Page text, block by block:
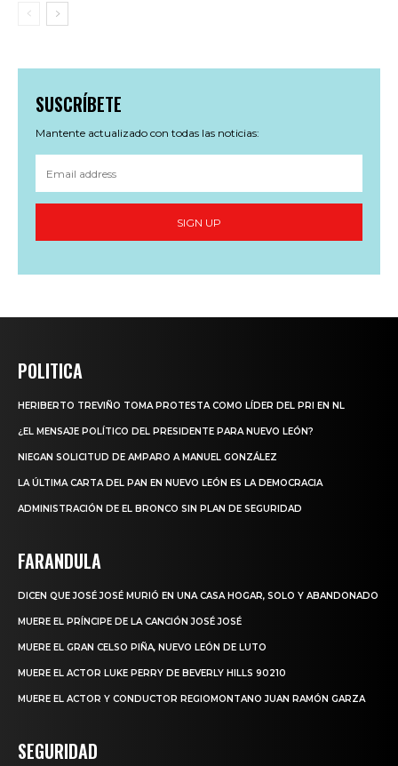
SUSCRÍBETE
Mantente actualizado con todas las noticias:
SIGN UP
POLITICA
HERIBERTO TREVIÑO TOMA PROTESTA COMO LÍDER DEL PRI EN NL
¿EL MENSAJE POLÍTICO DEL PRESIDENTE PARA NUEVO LEÓN?
NIEGAN SOLICITUD DE AMPARO A MANUEL GONZÁLEZ
LA ÚLTIMA CARTA DEL PAN EN NUEVO LEÓN ES LA DEMOCRACIA
ADMINISTRACIÓN DE EL BRONCO SIN PLAN DE SEGURIDAD
FARANDULA
DICEN QUE JOSÉ JOSÉ MURIÓ EN UNA CASA HOGAR, SOLO Y ABANDONADO
MUERE EL PRÍNCIPE DE LA CANCIÓN JOSÉ JOSÉ
MUERE EL GRAN CELSO PIÑA, NUEVO LEÓN DE LUTO
MUERE EL ACTOR LUKE PERRY DE BEVERLY HILLS 90210
MUERE EL ACTOR Y CONDUCTOR REGIOMONTANO JUAN RAMÓN GARZA
SEGURIDAD